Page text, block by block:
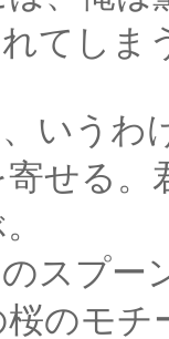
こ
、俺
せる
コン
のモ